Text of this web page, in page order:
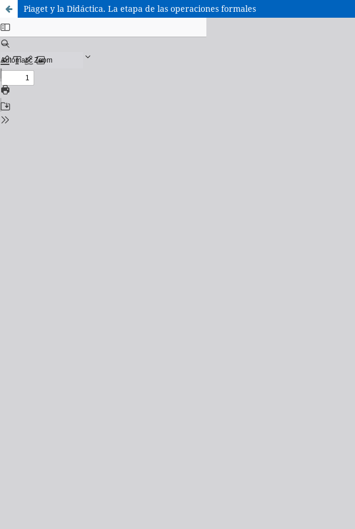
Piaget y la Didáctica. La etapa de las operaciones formales